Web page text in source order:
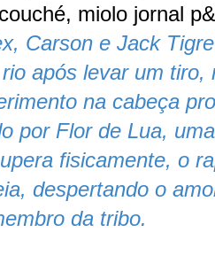
miolo jornal
Carson e Jack
após levar um
na cabeça
por Flor de Lua,
fisicamente, o
despertando o
da tribo.